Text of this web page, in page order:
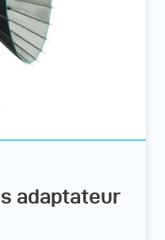
adaptateur